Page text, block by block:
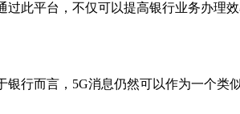
此平台，不仅可以提高银行业务办理
行而言，5G消息仍然可以作为一个类